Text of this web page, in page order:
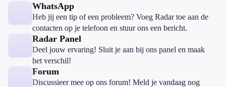
WhatsApp
Heb jij een tip of een probleem? Voeg Radar toe aan de
contacten op je telefoon en stuur ons een bericht.
Radar Panel
Deel jouw ervaring! Sluit je aan bij ons panel en maak
het verschil!
Forum
Discussieer mee op ons forum! Meld je vandaag nog